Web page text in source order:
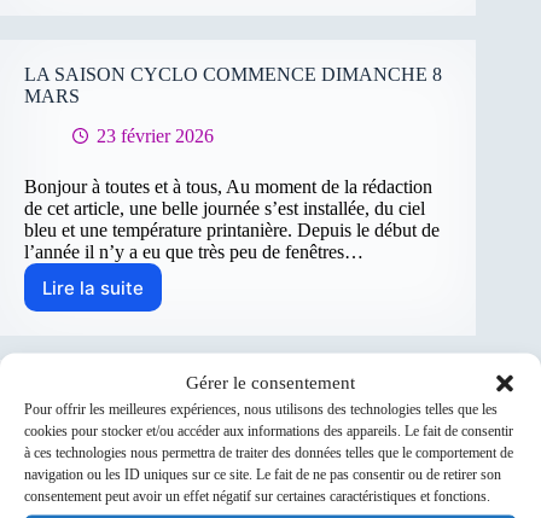
Gérer le consentement
Pour offrir les meilleures expériences, nous utilisons des technologies telles que les
cookies pour stocker et/ou accéder aux informations des appareils. Le fait de consentir
à ces technologies nous permettra de traiter des données telles que le comportement de
navigation ou les ID uniques sur ce site. Le fait de ne pas consentir ou de retirer son
consentement peut avoir un effet négatif sur certaines caractéristiques et fonctions.
à
1ère
Codep
LA SAISON CYCLO COMMENCE DIMANCHE 8
MARS
23 février 2026
Bonjour à toutes et à tous, Au moment de la rédaction
de cet article, une belle journée s’est installée, du ciel
bleu et une température printanière. Depuis le début de
l’année il n’y a eu que très peu de fenêtres…
Lire la suite
LA
DIMANCHE
8
MARS
Vos contacts en 2026 remerciements et nouvelles
attributions au sein du Club
27 janvier 2026
Remerciements aux Membres Sortants Nous tenons à